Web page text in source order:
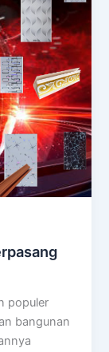
populer
bangunan